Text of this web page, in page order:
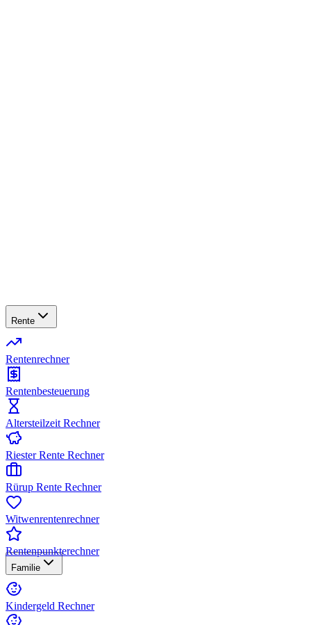
Rente
Rentenrechner
Rentenbesteuerung
Altersteilzeit Rechner
Riester Rente Rechner
Rürup Rente Rechner
Witwenrentenrechner
Rentenpunkterechner
Familie
Kindergeld Rechner